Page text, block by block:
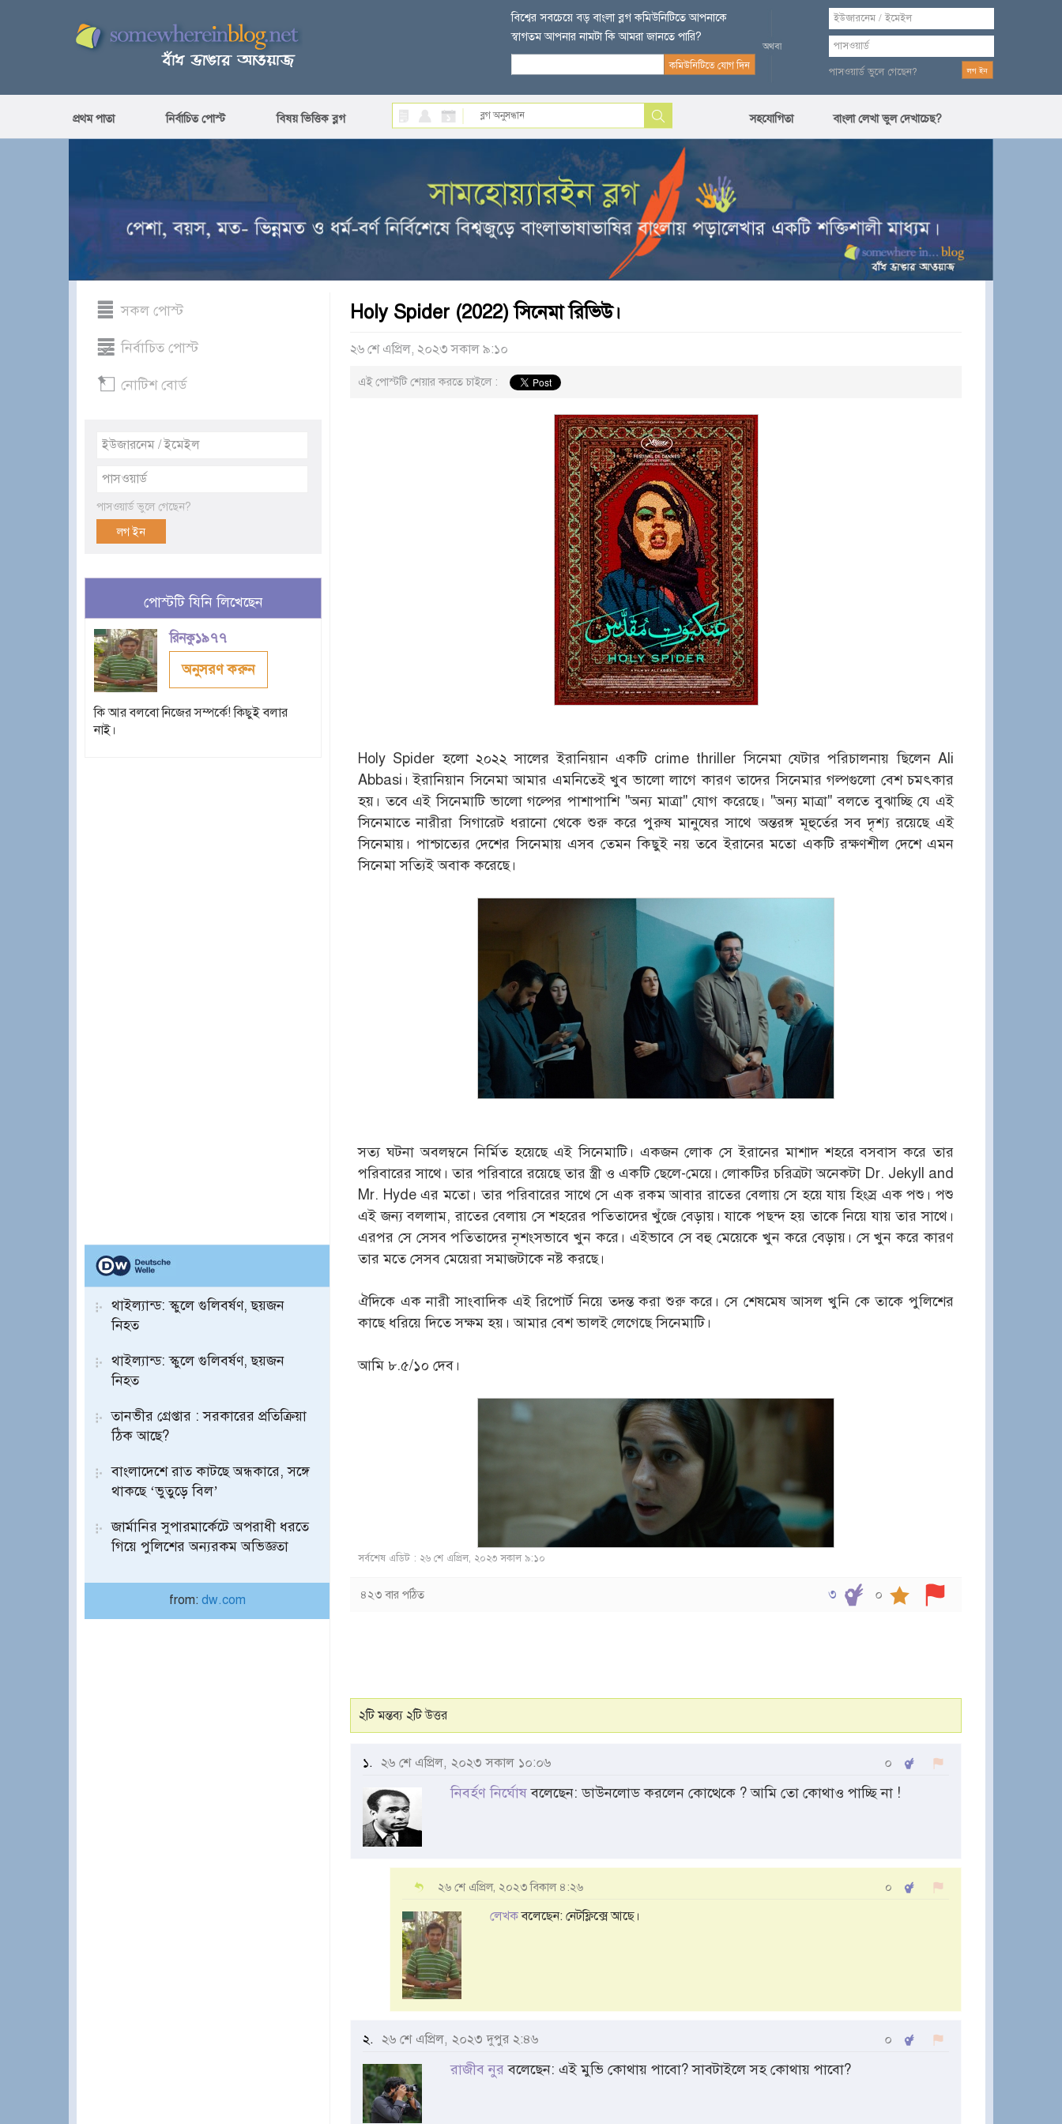
বিশ্বের সবচেয়ে বড় বাংলা ব্লগ কমিউনিটিতে আপনাকে
স্বাগতম আপনার নামটা কি আমরা জানতে পারি?
পাসওয়ার্ড ভুলে গেছেন?
প্রথম পাতা নির্বাচিত পোস্ট বিষয় ভিত্তিক ব্লগ সহযোগিতা বাংলা লেখা ভুল দেখাচেছ?
সকল পোস্ট
নির্বাচিত পোস্ট
নোটিশ বোর্ড
পাসওয়ার্ড ভুলে গেছেন?
পোস্টটি যিনি লিখেছেন
রিনকু১৯৭৭
অনুসরণ করুন
কি আর বলবো নিজের সম্পর্কে! কিছুই বলার
নাই।
থাইল্যান্ড: স্কুলে গুলিবর্ষণ, ছয়জন
নিহত
থাইল্যান্ড: স্কুলে গুলিবর্ষণ, ছয়জন
নিহত
তানভীর গ্রেপ্তার : সরকারের প্রতিক্রিয়া
ঠিক আছে?
বাংলাদেশে রাত কাটছে অন্ধকারে, সঙ্গে
থাকছে ‘ভুতুড়ে বিল’
জার্মানির সুপারমার্কেটে অপরাধী ধরতে
গিয়ে পুলিশের অন্যরকম অভিজ্ঞতা
from: dw.com
Holy Spider (2022) সিনেমা রিভিউ।
২৬ শে এপ্রিল, ২০২৩ সকাল ৯:১০
এই পোস্টটি শেয়ার করতে চাইলে :
Holy Spider হলো ২০২২ সালের ইরানিয়ান একটি crime thriller সিনেমা যেটার পরিচালনায় ছিলেন Ali
Abbasi। ইরানিয়ান সিনেমা আমার এমনিতেই খুব ভালো লাগে কারণ তাদের সিনেমার গল্পগুলো বেশ চমৎকার
হয়। তবে এই সিনেমাটি ভালো গল্পের পাশাপাশি "অন্য মাত্রা" যোগ করেছে। "অন্য মাত্রা" বলতে বুঝাচ্ছি যে এই
সিনেমাতে নারীরা সিগারেট ধরানো থেকে শুরু করে পুরুষ মানুষের সাথে অন্তরঙ্গ মূহুর্তের সব দৃশ্য রয়েছে এই
সিনেমায়। পাশ্চাত্যের দেশের সিনেমায় এসব তেমন কিছুই নয় তবে ইরানের মতো একটি রক্ষণশীল দেশে এমন
সিনেমা সত্যিই অবাক করেছে।
সত্য ঘটনা অবলম্বনে নির্মিত হয়েছে এই সিনেমাটি। একজন লোক সে ইরানের মাশাদ শহরে বসবাস করে তার
পরিবারের সাথে। তার পরিবারে রয়েছে তার স্ত্রী ও একটি ছেলে-মেয়ে। লোকটির চরিত্রটা অনেকটা Dr. Jekyll and
Mr. Hyde এর মতো। তার পরিবারের সাথে সে এক রকম আবার রাতের বেলায় সে হয়ে যায় হিংস্র এক পশু। পশু
এই জন্য বললাম, রাতের বেলায় সে শহরের পতিতাদের খুঁজে বেড়ায়। যাকে পছন্দ হয় তাকে নিয়ে যায় তার সাথে।
এরপর সে সেসব পতিতাদের নৃশংসভাবে খুন করে। এইভাবে সে বহু মেয়েকে খুন করে বেড়ায়। সে খুন করে কারণ
তার মতে সেসব মেয়েরা সমাজটাকে নষ্ট করছে।
ঐদিকে এক নারী সাংবাদিক এই রিপোর্ট নিয়ে তদন্ত করা শুরু করে। সে শেষমেষ আসল খুনি কে তাকে পুলিশের
কাছে ধরিয়ে দিতে সক্ষম হয়। আমার বেশ ভালই লেগেছে সিনেমাটি।
আমি ৮.৫/১০ দেব।
সর্বশেষ এডিট : ২৬ শে এপ্রিল, ২০২৩ সকাল ৯:১০
৪২৩ বার পঠিত ০
৩
২টি মন্তব্য ২টি উত্তর
১. ২৬ শে এপ্রিল, ২০২৩ সকাল ১০:০৬ ০
নিবর্হণ নির্ঘোষবলেছেন: ডাউনলোড করলেন কোত্থেকে ? আমি তো কোথাও পাচ্ছি না !
২৬ শে এপ্রিল, ২০২৩ বিকাল ৪:২৬ ০
লেখকবলেছেন: নেটফ্লিক্সে আছে।
২. ২৬ শে এপ্রিল, ২০২৩ দুপুর ২:৪৬ ০
রাজীব নুর বলেছেন: এই মুভি কোথায় পাবো? সাবটাইলে সহ কোথায় পাবো?